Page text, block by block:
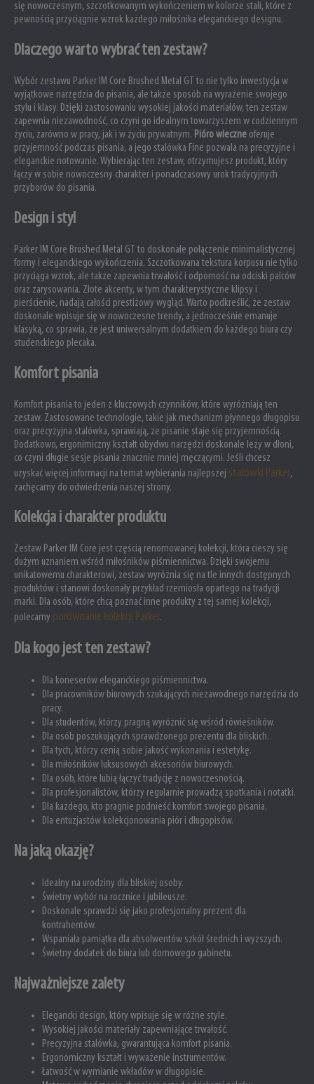
się nowoczesnym, szczotkowanym wykończeniem w kolorze stali, które z
pewnością przyciągnie wzrok każdego miłośnika eleganckiego designu.
Dlaczego warto wybrać ten zestaw?
Wybór zestawu Parker IM Core Brushed Metal GT to nie tylko inwestycja w
wyjątkowe narzędzia do pisania, ale także sposób na wyrażenie swojego
stylu i klasy. Dzięki zastosowaniu wysokiej jakości materiałów, ten zestaw
zapewnia niezawodność, co czyni go idealnym towarzyszem w codziennym
życiu, zarówno w pracy, jak i w życiu prywatnym. Pióro wieczne oferuje
przyjemność podczas pisania, a jego stalówka Fine pozwala na precyzyjne i
eleganckie notowanie. Wybierając ten zestaw, otrzymujesz produkt, który
łączy w sobie nowoczesny charakter i ponadczasowy urok tradycyjnych
przyborów do pisania.
Design i styl
Parker IM Core Brushed Metal GT to doskonałe połączenie minimalistycznej
formy i eleganckiego wykończenia. Szczotkowana tekstura korpusu nie tylko
przyciąga wzrok, ale także zapewnia trwałość i odporność na odciski palców
oraz zarysowania. Złote akcenty, w tym charakterystyczne klipsy i
pierścienie, nadają całości prestiżowy wygląd. Warto podkreślić, że zestaw
doskonale wpisuje się w nowoczesne trendy, a jednocześnie emanuje
klasyką, co sprawia, że jest uniwersalnym dodatkiem do każdego biura czy
studenckiego plecaka.
Komfort pisania
Komfort pisania to jeden z kluczowych czynników, które wyróżniają ten
zestaw. Zastosowane technologie, takie jak mechanizm płynnego długopisu
oraz precyzyjna stalówka, sprawiają, że pisanie staje się przyjemnością.
Dodatkowo, ergonimiczny kształt obydwu narzędzi doskonale leży w dłoni,
co czyni długie sesje pisania znacznie mniej męczącymi. Jeśli chcesz
uzyskać więcej informacji na temat wybierania najlepszej stalówki Parker,
zachęcamy do odwiedzenia naszej strony.
Kolekcja i charakter produktu
Zestaw Parker IM Core jest częścią renomowanej kolekcji, która cieszy się
dużym uznaniem wśród miłośników piśmiennictwa. Dzięki swojemu
unikatowemu charakterowi, zestaw wyróżnia się na tle innych dostępnych
produktów i stanowi doskonały przykład rzemiosła opartego na tradycji
marki. Dla osób, które chcą poznać inne produkty z tej samej kolekcji,
polecamy porównanie kolekcji Parker.
Dla kogo jest ten zestaw?
Dla koneserów eleganckiego piśmiennictwa.
Dla pracowników biurowych szukających niezawodnego narzędzia do
pracy.
Dla studentów, którzy pragną wyróżnić się wśród rówieśników.
Dla osób poszukujących sprawdzonego prezentu dla bliskich.
Dla tych, którzy cenią sobie jakość wykonania i estetykę.
Dla miłośników luksusowych akcesoriów biurowych.
Dla osób, które lubią łączyć tradycję z nowoczesnością.
Dla profesjonalistów, którzy regularnie prowadzą spotkania i notatki.
Dla każdego, kto pragnie podnieść komfort swojego pisania.
Dla entuzjastów kolekcjonowania piór i długopisów.
Na jaką okazję?
Idealny na urodziny dla bliskiej osoby.
Świetny wybór na rocznice i jubileusze.
Doskonale sprawdzi się jako profesjonalny prezent dla
kontrahentów.
Wspaniała pamiątka dla absolwentów szkół średnich i wyższych.
Świetny dodatek do biura lub domowego gabinetu.
Najważniejsze zalety
Elegancki design, który wpisuje się w różne style.
Wysokiej jakości materiały zapewniające trwałość.
Precyzyjna stalówka, gwarantująca komfort pisania.
Ergonomiczny kształt i wyważenie instrumentów.
Łatwość w wymianie wkładów w długopisie.